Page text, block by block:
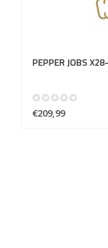
PEPPER JOBS
€209,99